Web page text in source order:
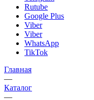
Rutube
Google Plus
Viber
Viber
WhatsApp
TikTok
Главная
—
Каталог
—